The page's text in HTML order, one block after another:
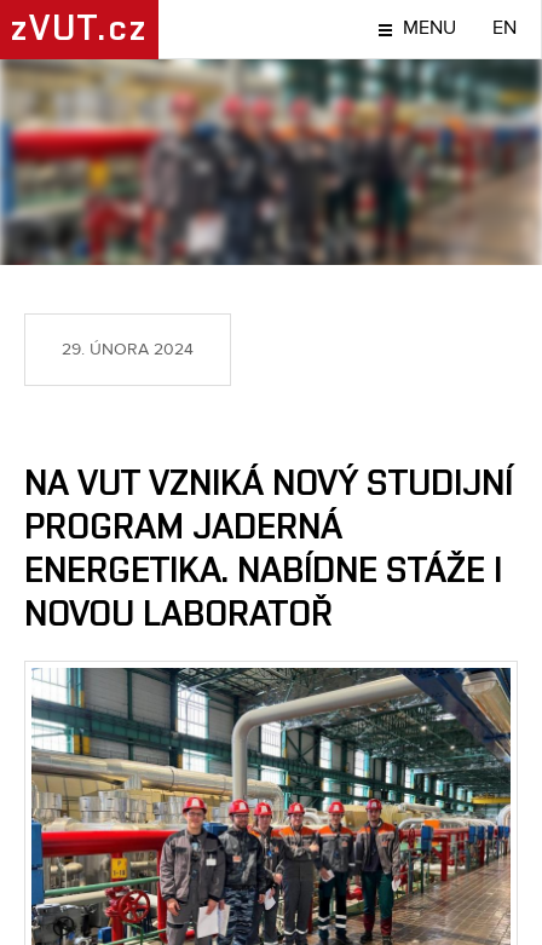
zVUT.cz MENU EN
TÉMA
29. ÚNORA 2024
NA VUT VZNIKÁ NOVÝ STUDIJNÍ
PROGRAM JADERNÁ
ENERGETIKA. NABÍDNE STÁŽE I
NOVOU LABORATOŘ